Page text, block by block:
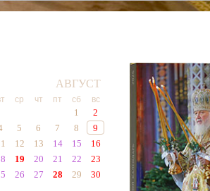
АВГУСТ
ср чт пт сб вс
1
2
5 6 7 8
9
12 13 14 15
16
19 20 21 22
23
26 27 28 29
30